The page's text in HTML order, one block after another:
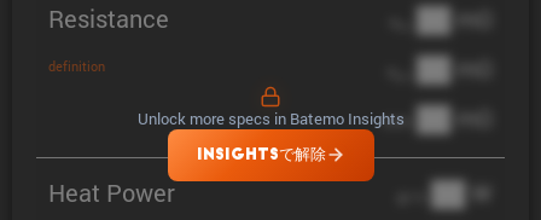
Resistance
definition
██ mΩ
██ mΩ
DCIR ██ mΩ
Heat Power ██ W
Unlock more specs in Batemo Insights
INSIGHTSで解除